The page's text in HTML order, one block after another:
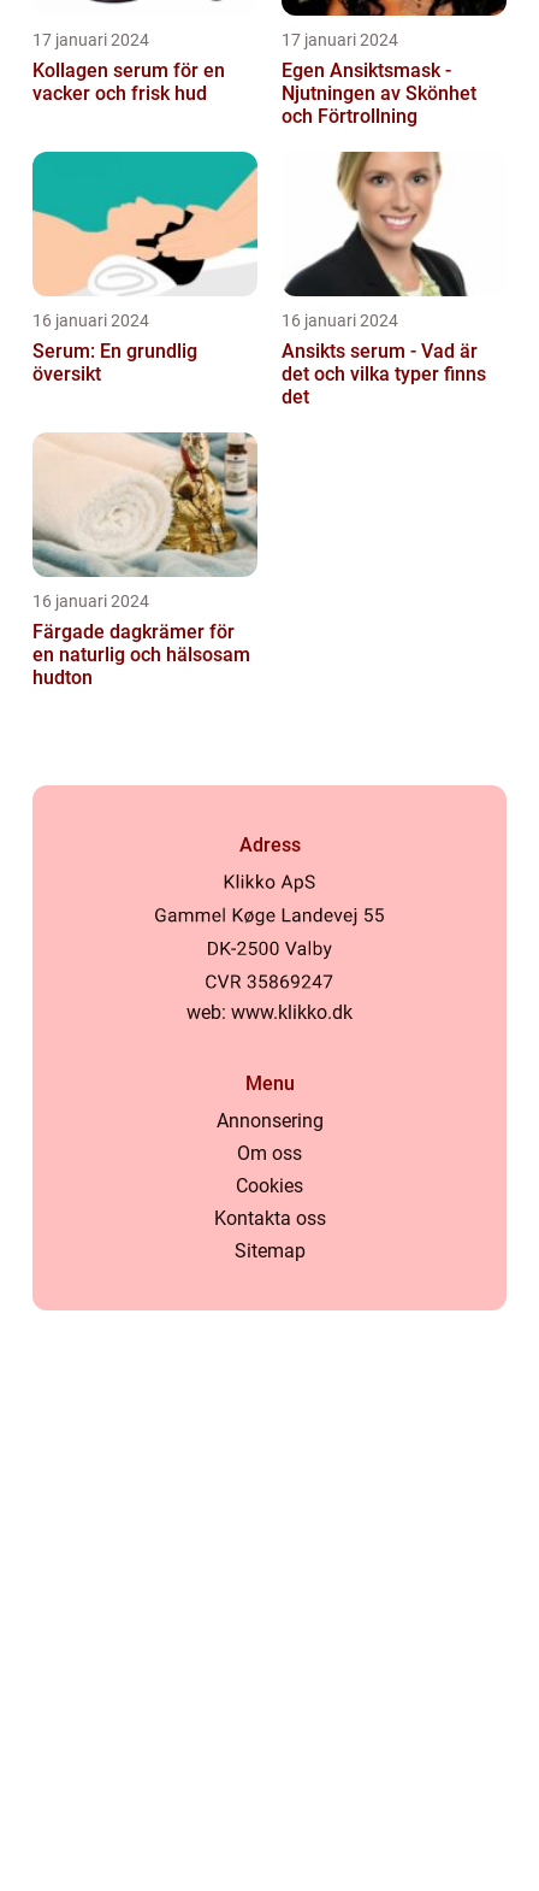
17 januari 2024
Kollagen serum för en
vacker och frisk hud
17 januari 2024
Egen Ansiktsmask -
Njutningen av Skönhet
och Förtrollning
16 januari 2024
Serum: En grundlig
översikt
16 januari 2024
Ansikts serum - Vad är
det och vilka typer finns
det
16 januari 2024
Färgade dagkrämer för
en naturlig och hälsosam
hudton
Adress
web: www.klikko.dk
Menu
Annonsering
Om oss
Cookies
Kontakta oss
Sitemap